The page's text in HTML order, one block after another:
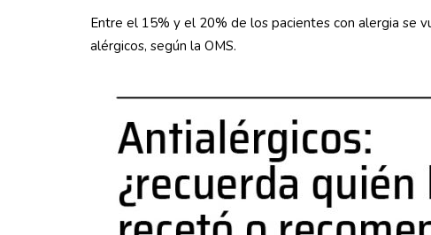
Entre el 15% y el 20% de los pacientes con alergia se
alérgicos, según la OMS.